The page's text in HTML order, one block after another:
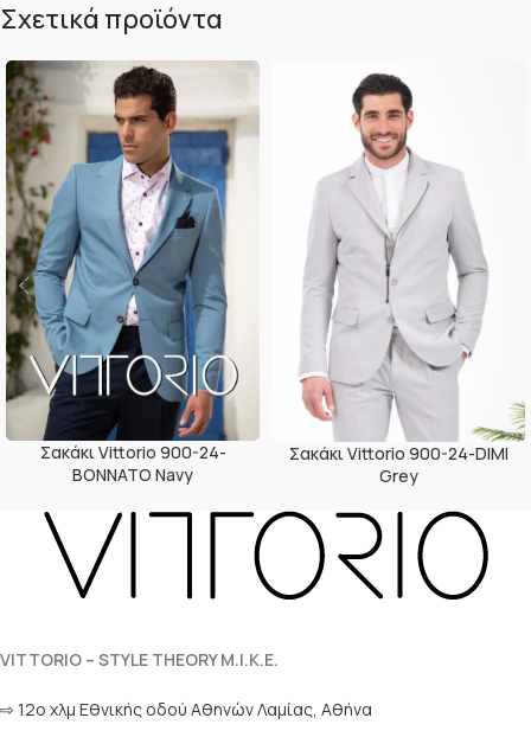
Σχετικά προϊόντα
Σακάκι Vittorio 900-24-
BONNATO Navy
Σακάκι Vittorio 900-24-DIMI
Grey
VITTORIO – STYLE THEORY M.I.K.E.
⇨ 12ο χλμ Eθνικής οδού Αθηνών Λαμίας, Αθήνα